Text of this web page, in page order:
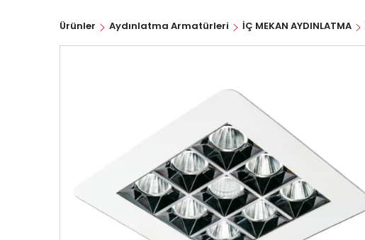
Ürünler Aydınlatma Armatürleri İÇ MEKAN AYDINLATMA